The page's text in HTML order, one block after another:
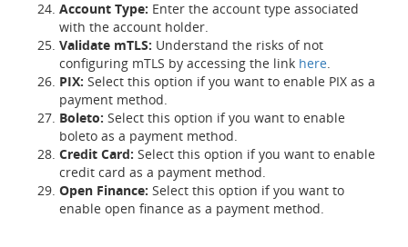
Account Type: Enter the account type associated
with the account holder.
Validate mTLS: Understand the risks of not
configuring mTLS by accessing the link here.
PIX: Select this option if you want to enable PIX as a
payment method.
Boleto: Select this option if you want to enable
boleto as a payment method.
Credit Card: Select this option if you want to enable
credit card as a payment method.
Open Finance: Select this option if you want to
enable open finance as a payment method.